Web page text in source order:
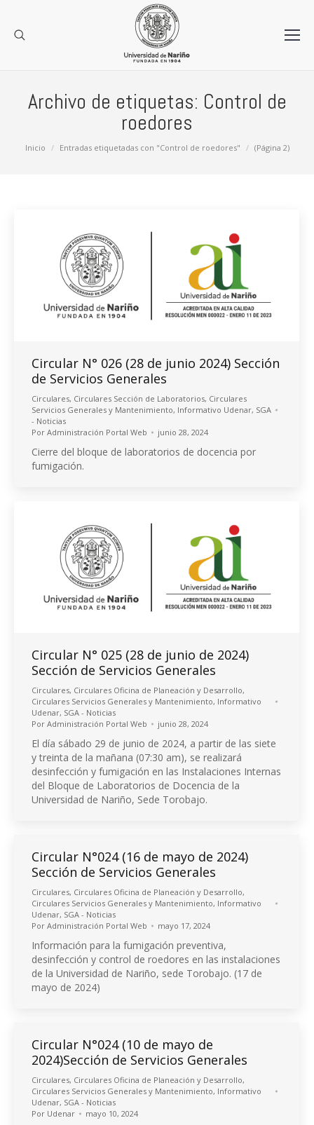
Archivo de etiquetas: Control de
roedores
Estás aquí:
Inicio Entradas etiquetadas con "Control de roedores" (Página 2)
Circular N° 026 (28 de junio 2024) Sección
de Servicios Generales
Circulares, Circulares Sección de Laboratorios, Circulares
Servicios Generales y Mantenimiento, Informativo Udenar, SGA
- Noticias
Por Administración Portal Web junio 28, 2024
Cierre del bloque de laboratorios de docencia por
fumigación.
Circular N° 025 (28 de junio de 2024)
Sección de Servicios Generales
Circulares, Circulares Oficina de Planeación y Desarrollo,
Circulares Servicios Generales y Mantenimiento, Informativo
Udenar, SGA - Noticias
Por Administración Portal Web junio 28, 2024
El día sábado 29 de junio de 2024, a partir de las siete
y treinta de la mañana (07:30 am), se realizará
desinfección y fumigación en las Instalaciones Internas
del Bloque de Laboratorios de Docencia de la
Universidad de Nariño, Sede Torobajo.
Circular N°024 (16 de mayo de 2024)
Sección de Servicios Generales
Circulares, Circulares Oficina de Planeación y Desarrollo,
Circulares Servicios Generales y Mantenimiento, Informativo
Udenar, SGA - Noticias
Por Administración Portal Web mayo 17, 2024
Información para la fumigación preventiva,
desinfección y control de roedores en las instalaciones
de la Universidad de Nariño, sede Torobajo. (17 de
mayo de 2024)
Circular N°024 (10 de mayo de
2024)Sección de Servicios Generales
Circulares, Circulares Oficina de Planeación y Desarrollo,
Circulares Servicios Generales y Mantenimiento, Informativo
Udenar, SGA - Noticias
Por Udenar mayo 10, 2024